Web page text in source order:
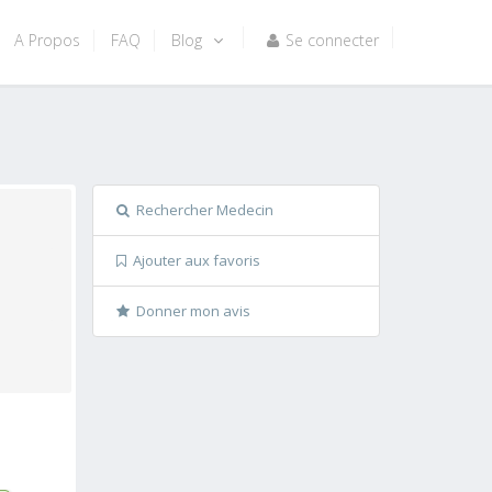
A Propos FAQ Blog Se connecter
Rechercher Medecin
Ajouter aux favoris
Donner mon avis